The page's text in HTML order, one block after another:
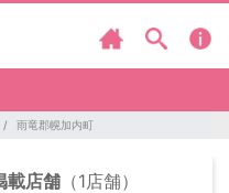
雨竜郡幌加内町
載店舗 （1店舗）